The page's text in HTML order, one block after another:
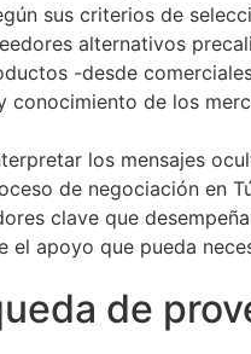
sus criterios de
alternativos
-desde
de los
los mensajes
de negociación en
clave que
el apoyo que pueda
de